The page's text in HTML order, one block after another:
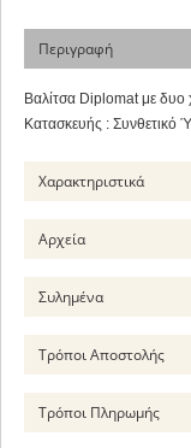
Περιγραφή
Βαλίτσα Diplomat με δυο
Κατασκευής : Συνθετικό
Χαρακτηριστικά
Αρχεία
Συλημένα
Τρόποι Αποστολής
Τρόποι Πληρωμής